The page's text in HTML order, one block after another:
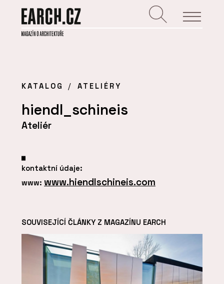
KATALOG ATELIÉRY
hiendl_schineis
Ateliér
kontaktní údaje:
www: www.hiendlschineis.com
SOUVISEJÍCÍ ČLÁNKY Z MAGAZÍNU EARCH